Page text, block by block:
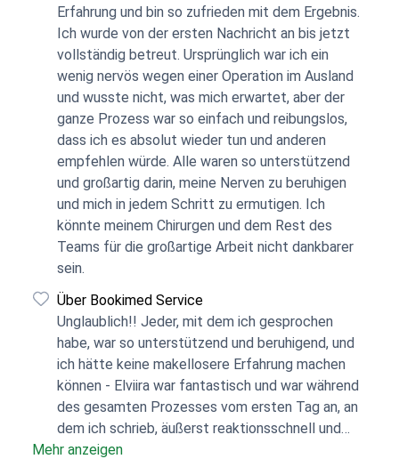
Erfahrung und bin so zufrieden mit dem Ergebnis.
Ich wurde von der ersten Nachricht an bis jetzt
vollständig betreut. Ursprünglich war ich ein
wenig nervös wegen einer Operation im Ausland
und wusste nicht, was mich erwartet, aber der
ganze Prozess war so einfach und reibungslos,
dass ich es absolut wieder tun und anderen
empfehlen würde. Alle waren so unterstützend
und großartig darin, meine Nerven zu beruhigen
und mich in jedem Schritt zu ermutigen. Ich
könnte meinem Chirurgen und dem Rest des
Teams für die großartige Arbeit nicht dankbarer
sein.
Über Bookimed Service
Unglaublich!! Jeder, mit dem ich gesprochen
habe, war so unterstützend und beruhigend, und
ich hätte keine makellosere Erfahrung machen
können - Elviira war fantastisch und war während
des gesamten Prozesses vom ersten Tag an, an
dem ich schrieb, äußerst reaktionsschnell und
hilfsbereit. Es gab keinen Druck, und Elviira war
Mehr anzeigen